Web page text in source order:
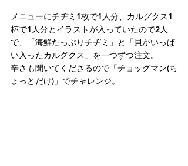
メニューにチヂミ1枚で1人分、カルグクス1
杯で1人分とイラストが入っていたので2人
で、「海鮮たっぷりチヂミ」と「貝がいっぱ
い入ったカルグクス」を一つずつ注文。
辛さも聞いてくださるので「チョッグマン(ち
ょっとだけ)」でチャレンジ。